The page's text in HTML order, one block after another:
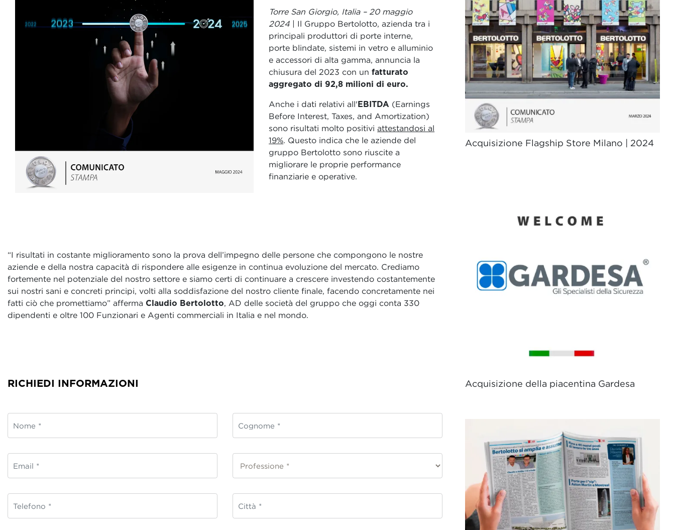
Torre San Giorgio, Italia – 20 maggio
2024 | Il Gruppo Bertolotto, azienda tra i
principali produttori di porte interne,
porte blindate, sistemi in vetro e alluminio
e accessori di alta gamma, annuncia la
chiusura del 2023 con unfatturato
aggregato di 92,8 milioni di euro.
Anche i dati relativi all'EBITDA (Earnings
Before Interest, Taxes, and Amortization)
sono risultati molto positiviattestandosi al
19% . Questo indica che le aziende del
gruppo Bertolotto sono riuscite a
migliorare le proprie performance
finanziarie e operative.
“I risultati in costante miglioramento sono la prova dell’impegno delle persone che compongono le nostre
aziende e della nostra capacità di rispondere alle esigenze in continua evoluzione del mercato. Crediamo
fortemente nel potenziale del nostro settore e siamo certi di continuare a crescere investendo costantemente
sui nostri sani e concreti principi, volti alla soddisfazione del nostro cliente finale, facendo concretamente nei
fatti ciò che promettiamo” afferma Claudio Bertolotto , AD delle società del gruppo che oggi conta 330
dipendenti e oltre 100 Funzionari e Agenti commerciali in Italia e nel mondo.
RICHIEDI INFORMAZIONI
Acquisizione Flagship Store Milano | 2024
Acquisizione della piacentina Gardesa